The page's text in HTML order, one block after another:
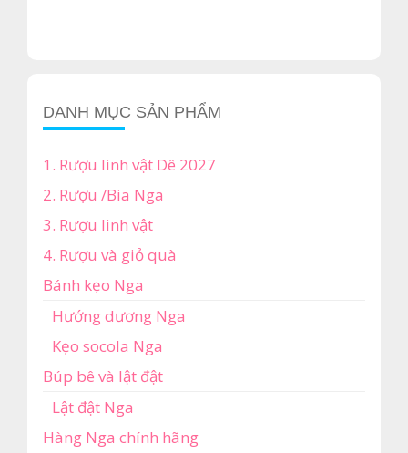
DANH MỤC SẢN PHẨM
1. Rượu linh vật Dê 2027
2. Rượu /Bia Nga
3. Rượu linh vật
4. Rượu và giỏ quà
Bánh kẹo Nga
Hướng dương Nga
Kẹo socola Nga
Búp bê và lật đật
Lật đật Nga
Hàng Nga chính hãng